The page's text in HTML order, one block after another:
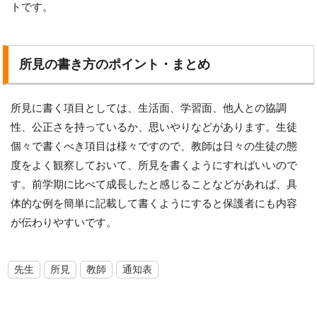
トです。
所見の書き方のポイント・まとめ
所見に書く項目としては、生活面、学習面、他人との協調
性、公正さを持っているか、思いやりなどがあります。生徒
個々で書くべき項目は様々ですので、教師は日々の生徒の態
度をよく観察しておいて、所見を書くようにすればいいので
す。前学期に比べて成長したと感じることなどがあれば、具
体的な例を簡単に記載して書くようにすると保護者にも内容
が伝わりやすいです。
先生 所見 教師 通知表